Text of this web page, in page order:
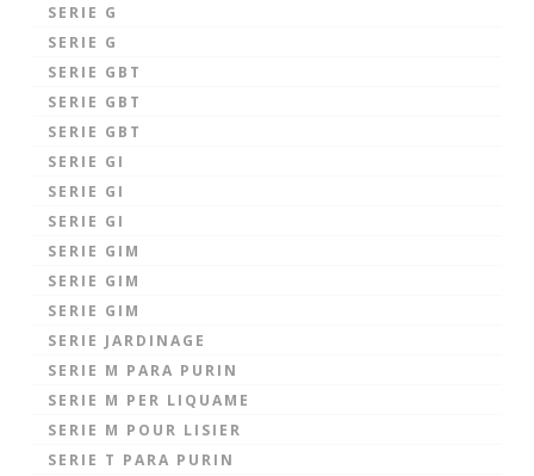
SERIE G
SERIE G
SERIE GBT
SERIE GBT
SERIE GBT
SERIE GI
SERIE GI
SERIE GI
SERIE GIM
SERIE GIM
SERIE GIM
SERIE JARDINAGE
SERIE M PARA PURIN
SERIE M PER LIQUAME
SERIE M POUR LISIER
SERIE T PARA PURIN